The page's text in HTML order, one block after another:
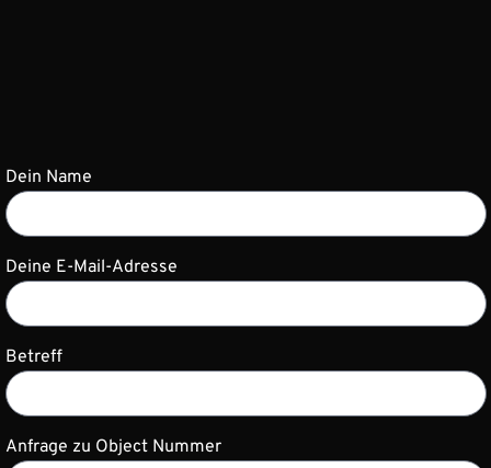
Dein Name
Deine E-Mail-Adresse
Betreff
Anfrage zu Object Nummer